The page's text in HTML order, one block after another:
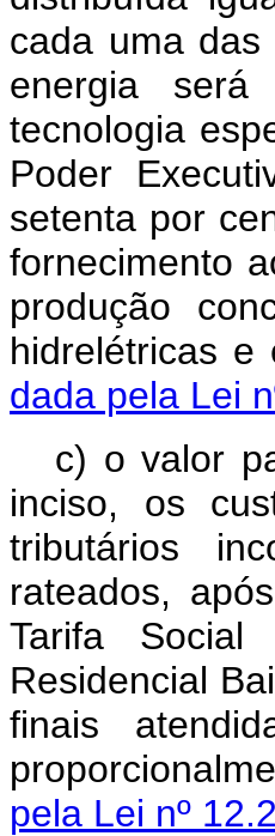
cada uma
energia
tecnologia
Poder
setenta por
fornecimento
produção
dada pela Lei
c) o valor
inciso, os
tributários
rateados,
Tarifa Social
Residencial
finais
pela Lei nº